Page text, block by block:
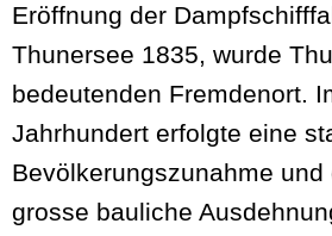
Eröffnung der
Thunersee 1835, wurde
bedeutenden Fremdenort.
Jahrhundert erfolgte eine
Bevölkerungszunahme
grosse bauliche